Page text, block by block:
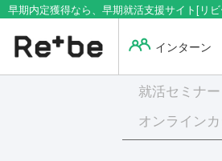
早期内定獲得なら、早期就活支援サイト[リ
インターン
就活セミナー
オンライン